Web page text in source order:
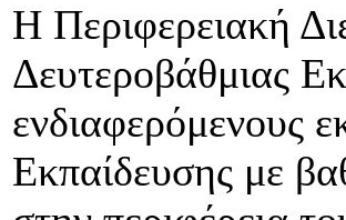
Η Περιφερειακή
Δευτεροβάθμιας
ενδιαφερόμενους
Εκπαίδευσης με